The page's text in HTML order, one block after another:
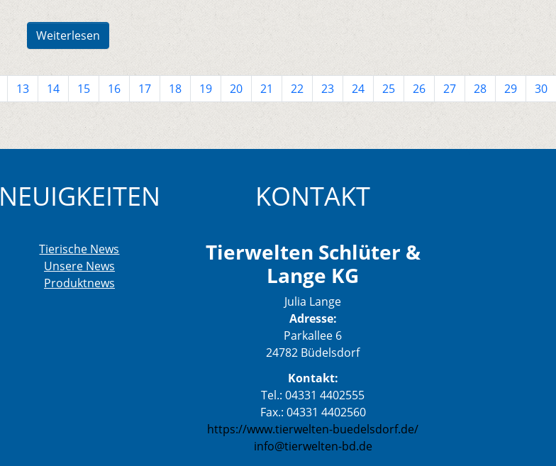
Weiterlesen
13 14 15 16 17 18 19 20 21 22 23 24 25 26 27 28 29 30
NEUIGKEITEN
Tierische News
Unsere News
Produktnews
KONTAKT
Tierwelten Schlüter &
Lange KG
Julia Lange
Adresse:
Parkallee 6
24782 Büdelsdorf
Kontakt:
Tel.: 04331 4402555
Fax.: 04331 4402560
https://www.tierwelten-buedelsdorf.de/
info@tierwelten-bd.de